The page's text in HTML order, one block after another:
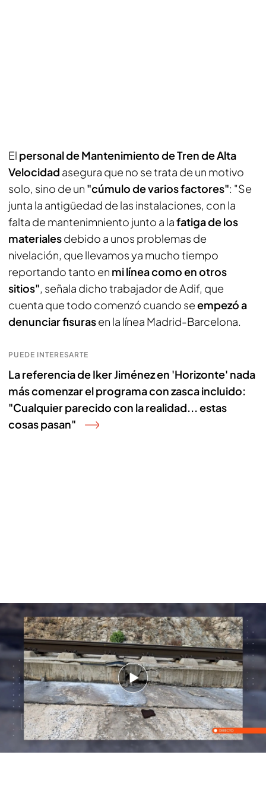
El personal de Mantenimiento de Tren de Alta
Velocidad asegura que no se trata de un motivo
solo, sino de un "cúmulo de varios factores": "Se
junta la antigüedad de las instalaciones, con la
falta de mantenimniento junto a lafatiga de los
materialesdebido a unos problemas de
nivelación, que llevamos ya mucho tiempo
reportando tanto en mi línea como en otros
sitios", señala dicho trabajador de Adif, que
cuenta que todo comenzó cuando seempezó a
denunciar fisurasen la línea Madrid-Barcelona.
PUEDE INTERESARTE
La referencia de Iker Jiménez en 'Horizonte' nada
más comenzar el programa con zasca incluido:
"Cualquier parecido con la realidad... estas
cosas pasan"
El desgarrador testimonio de un trabajador de Adif sobre el mal estado de
las vías ferroviarias: "Es una barbaridad"